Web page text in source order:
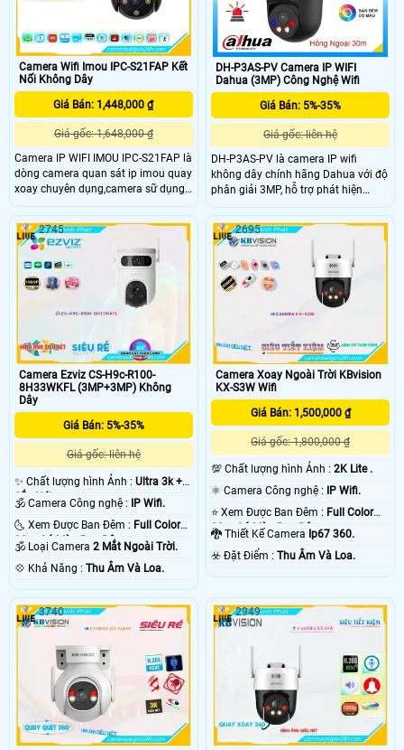
chất lượng cao cho mọi không gian.
Camera Wifi Imou IPC-S21FAP Kết
Nối Không Dây
Giá Bán: 1,448,000 ₫
Giá gốc: 1,648,000 ₫
Camera IP WIFI IMOU IPC-S21FAP là
dòng camera quan sát ip imou quay
xoay chuyên dụng,camera sữ dụng
cảm biến hình ảnh 2.0 megapixel
cảm biến CMOS kích thước 1/2. 9”,
20fps@2.0M(1920x1080),Ống kính
cố định 3
DH-P3AS-PV Camera IP WIFI
Dahua (3MP) Công Nghệ Wifi
Giá Bán: 5%-35%
Giá gốc: liên hệ
DH-P3AS-PV là camera IP wifi
không dây chính hãng Dahua với độ
phân giải 3MP, hỗ trợ phát hiện
người và phương tiện chính xác.
Camera tích hợp hồng ngoại 30m,
quay xoay 360° tracking tự động
theo dõi đối tượng xâm nhập, ghi
hình màu ban đêm, báo động bằng
đèn và còi. Hỗ trợ thẻ nhớ lên đến
256GB, chuẩn kháng nước bụi IP66,
phù hợp lắp đặt ngoài trời.
Camera Ezviz CS-H9c-R100-
8H33WKFL (3MP+3MP) Không
Dây
Giá Bán: 5%-35%
Giá gốc: liên hệ
✨ Chất lượng hình Ảnh : Ultra 3k +
Sắc Nét .
🕉️ Camera Công nghệ :
IP Wifi.
🌜 Xem Được Ban Đêm : Full Color
30m Có Màu Ban Ðêm.
🕉️ Loại Camera 2 Mắt Ngoài Trời.
️💠 Khả Năng : Thu Âm Và Loa.
2745
Camera Xoay Ngoài Trời KBvision
KX-S3W Wifi
Giá Bán: 1,500,000 ₫
Giá gốc: 1,800,000 ₫
💯 Chất lượng hình Ảnh :2K Lite .
⚛️ Camera Công nghệ :
IP Wifi.
⭐ Xem Được Ban Đêm : Full Color
30m Có Màu Ban Ðêm.
🐉️ Thiết Kế Camera Ip67 360.
️☣️ Đặt Điểm :Thu Âm Và Loa.
2695
3740 2949